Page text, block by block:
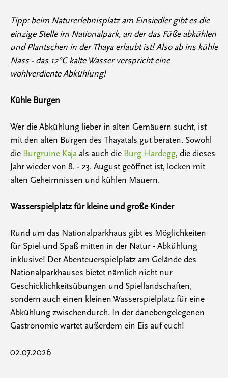
Tipp: beim Naturerlebnisplatz am Einsiedler gibt es die
einzige Stelle im Nationalpark, an der das Füße abkühlen
und Plantschen in der Thaya erlaubt ist! Also ab ins kühle
Nass - das 12°C kalte Wasser verspricht eine
wohlverdiente Abkühlung!
Kühle Burgen
Wer die Abkühlung lieber in alten Gemäuern sucht, ist
mit den alten Burgen des Thayatals gut beraten. Sowohl
die Burgruine Kaja als auch die Burg Hardegg, die dieses
Jahr wieder von 8. - 23. August geöffnet ist, locken mit
alten Geheimnissen und kühlen Mauern.
Wasserspielplatz für kleine und große Kinder
Rund um das Nationalparkhaus gibt es Möglichkeiten
für Spiel und Spaß mitten in der Natur - Abkühlung
inklusive! Der Abenteuerspielplatz am Gelände des
Nationalparkhauses bietet nämlich nicht nur
Geschicklichkeitsübungen und Spiellandschaften,
sondern auch einen kleinen Wasserspielplatz für eine
Abkühlung zwischendurch. In der danebengelegenen
Gastronomie wartet außerdem ein Eis auf euch!
02.07.2026